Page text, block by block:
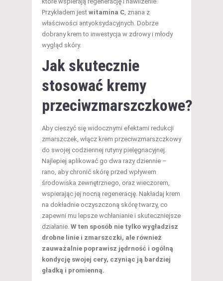
Przykładem jest witamina C, znana z
właściwości antyoksydacyjnych. Dobrze
dobrany krem to inwestycja w zdrowy i młody
wygląd skóry.
Jak skutecznie
stosować kremy
przeciwzmarszczkowe?
Aby cieszyć się widocznymi efektami redukcji
zmarszczek, włącz krem przeciwzmarszczkowy
do swojej codziennej rutyny pielęgnacyjnej.
Najlepiej aplikować go dwa razy dziennie –
rano, aby chronić skórę przed wpływem
środowiska zewnętrznego, oraz wieczorem,
wspierając jej nocną regenerację. Nakładaj krem
na dokładnie oczyszczoną skórę twarzy, co
zapewni mu lepsze wchłanianie i skuteczniejsze
działanie. W ten sposób nie tylko wygładzisz
drobne linie i zmarszczki, ale również
zauważalnie poprawisz jędrność i ogólną
kondycję swojej cery, czyniąc ją bardziej
gładką i promienną.